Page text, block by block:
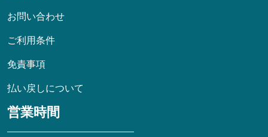
お問い合わせ
ご利用条件
免責事項
払い戻しについて
営業時間